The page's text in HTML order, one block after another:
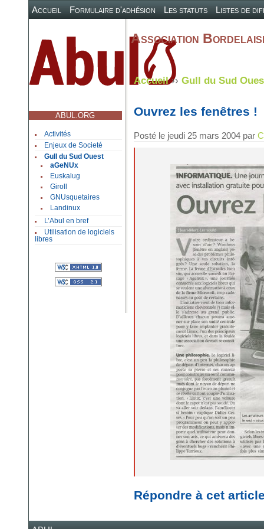
Accueil Formulaire d'adhésion Les statuts Listes de
ABUL.ORG
Activités
Enjeux de Societé
Gull du Sud Ouest
aGeNUx
Euskalug
Giroll
GNUsquetaires
Landinux
L’Abul en bref
Utilisation de logiciels
libres
Association
Accueil›› Gull du Sud
Ouvrez les fenêtres !
Posté le jeudi 25 mars 2004par
Répondre à cet